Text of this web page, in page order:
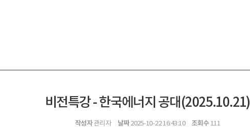
비전특강 - 한국에너지 공대(2025.10.21)
작성자관리자 날짜2025-10-22 16:43:10 조회수 111